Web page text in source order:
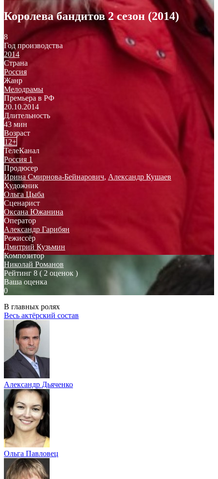
Королева бандитов 2 сезон (2014)
8
Год производства
2014
Страна
Россия
Жанр
Мелодрамы
Премьера в РФ
20.10.2014
Длительность
43 мин
Возраст
12+
ТелеКанал
Россия 1
Продюсер
Ирина Смирнова-Бейнарович, Александр Кушаев
Художник
Ольга Цыба
Сценарист
Оксана Южанина
Оператор
Александр Гарибян
Режиссёр
Дмитрий Кузьмин
Композитор
Николай Романов
Рейтинг 8 ( 2 оценок )
Ваша оценка
0
В главных ролях
Весь актёрский состав
Александр Дьяченко
Ольга Павловец